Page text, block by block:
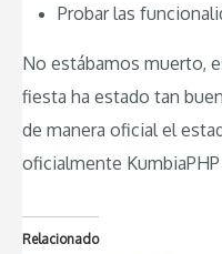
Probar las
No estábamos muerto,
fiesta ha estado tan
de manera oficial el
oficialmente KumbiaPHP
Relacionado